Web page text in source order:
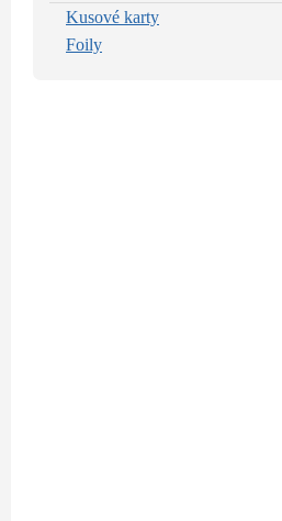
Kusové karty
Foily